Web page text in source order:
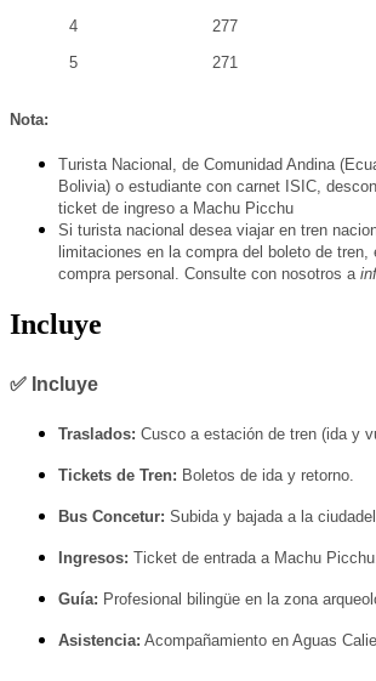
4
277
5
271
Nota:
Turista Nacional, de Comunidad Andina
Bolivia) o estudiante con carnet ISIC,
ticket de ingreso a Machu Picchu
Si turista nacional desea viajar en tren
limitaciones en la compra del boleto de
compra personal. Consulte con nosotros a
Incluye
✅ Incluye
Traslados: Cusco a estación de tren (ida y
Tickets de Tren: Boletos de ida y retorno.
Bus Concetur: Subida y bajada a la
Ingresos: Ticket de entrada a Machu
Guía: Profesional bilingüe en la zona
Asistencia: Acompañamiento en Aguas